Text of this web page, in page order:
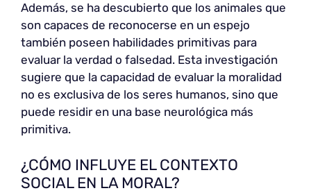
Además, se ha descubierto que los animales que
son capaces de reconocerse en un espejo
también poseen habilidades primitivas para
evaluar la verdad o falsedad. Esta investigación
sugiere que la capacidad de evaluar la moralidad
no es exclusiva de los seres humanos, sino que
puede residir en una base neurológica más
primitiva.
¿CÓMO INFLUYE EL CONTEXTO
SOCIAL EN LA MORAL?